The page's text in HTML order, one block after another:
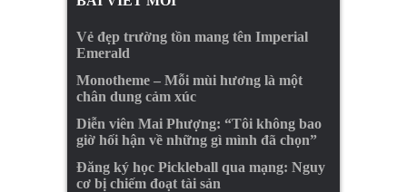
Vẻ đẹp trường tồn mang tên Imperial
Emerald
Monotheme – Mỗi mùi hương là một
chân dung cảm xúc
Diễn viên Mai Phượng: “Tôi không bao
giờ hối hận về những gì mình đã chọn”
Đăng ký học Pickleball qua mạng: Nguy
cơ bị chiếm đoạt tài sản